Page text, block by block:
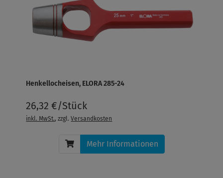
Henkellocheisen, ELORA 285-24
26,32 €/Stück
inkl. MwSt., zzgl.Versandkosten
Mehr Informationen